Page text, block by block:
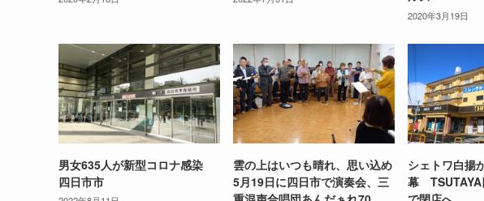
2020年3月19日
男女635人が新型コロナ感染
四日市市
雲の上はいつも晴れ、思い込め
5月19日に四日市で演奏会、三
シェトワ白揚
幕 TSUTAYA